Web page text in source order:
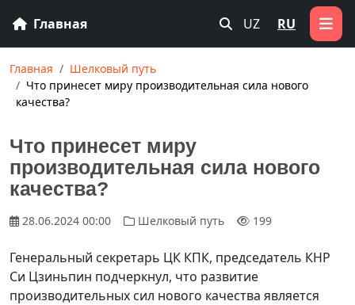
Главная UZ RU
Главная
Шелковый путь
Что принесет миру производительная сила нового
качества?
Что принесет миру
производительная сила нового
качества?
28.06.2024 00:00 Шелковый путь 199
Генеральный секретарь ЦК КПК, председатель КНР
Си Цзиньпин подчеркнул, что развитие
производительных сил нового качества является